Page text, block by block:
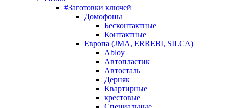
#Заготовки ключей
Домофоны
Бесконтактные
Контактные
Европа (JMA, ERREBI, SILCA)
Abloy
Автопластик
Автосталь
Дерняк
Квартирные
крестовые